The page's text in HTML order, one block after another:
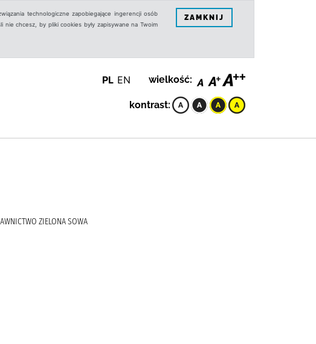
technologiczne zapobiegające ingerencji osób
chcesz, by pliki cookies były zapisywane na Twoim
ZAMKNIJ
PL EN wielkość:
kontrast:
ZIELONA SOWA